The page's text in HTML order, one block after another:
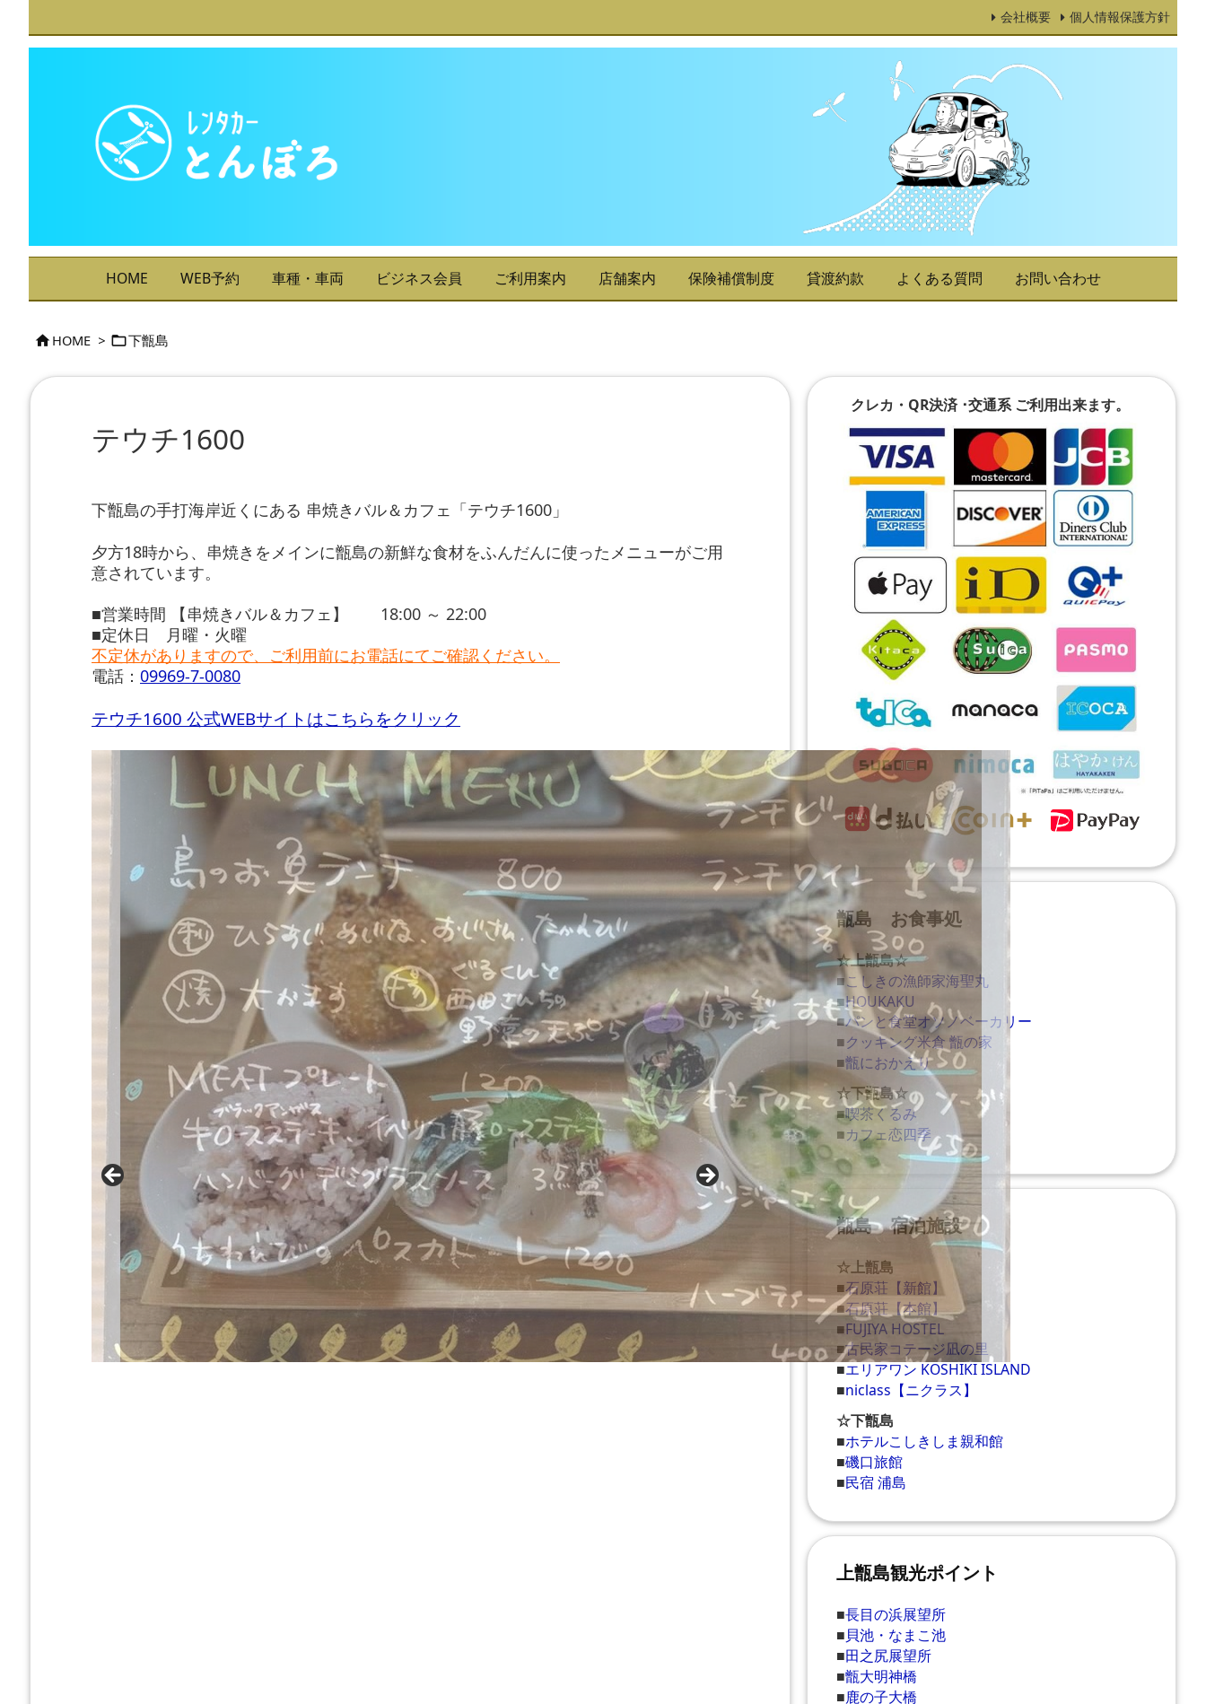
HOME WEB予約 車種・車両 ビジネス会員 ご利用案内 店舗案内 保険補償制度 貸渡約款 よくある質問 お問い合わせ
会社概要 個人情報保護方針
 HOME > 下甑島
テウチ1600
下甑島の手打海岸近くにある 串焼きバル＆カフェ「テウチ1600」
夕方18時から、串焼きをメインに甑島の新鮮な食材をふんだんに使ったメニューがご用
意されています。
■営業時間 【串焼きバル＆カフェ】 18:00 ～ 22:00
■定休日 月曜・火曜
不定休がありますので、ご利用前にお電話にてご確認ください。
電話： 09969-7-0080
テウチ1600 公式WEBサイトはこちらをクリック
クレカ・QR決済 ･交通系 ご利用出来ます。
甑島 お食事処
☆上甑島☆
■こしきの漁師家海聖丸
■HOUKAKU
■パンと食堂オソノベーカリー
■クッキング米倉 甑の家
■甑におかえり
☆下甑島☆
■喫茶くるみ
■カフェ恋四季
甑島 宿泊施設
☆上甑島
■石原荘【新館】
■石原荘【本館】
■FUJIYA HOSTEL
■古民家コテージ凪の里
■エリアワン KOSHIKI ISLAND
■niclass【ニクラス】
☆下甑島
■ホテルこしきしま親和館
■磯口旅館
■民宿 浦島
上甑島観光ポイント
■長目の浜展望所
■貝池・なまこ池
■田之尻展望所
■甑大明神橋
■鹿の子大橋